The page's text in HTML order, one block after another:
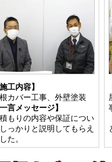
施工内容】
カバー工事、外壁塗装
一言メッセージ】
もりの内容や保証につい
っかりと説明してもらえ
た。